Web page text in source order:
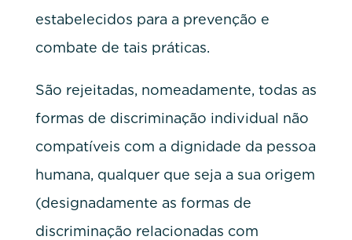
estabelecidos para a prevenção e
combate de tais práticas.
São rejeitadas, nomeadamente, todas as
formas de discriminação individual não
compatíveis com a dignidade da pessoa
humana, qualquer que seja a sua origem
(designadamente as formas de
discriminação relacionadas com